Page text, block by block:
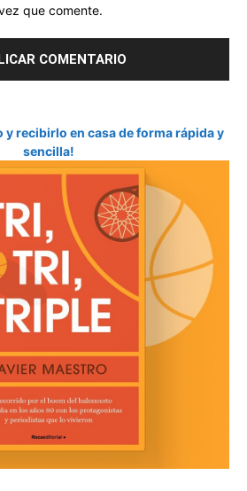
que comente.
y recibirlo en casa de forma rápida y
sencilla!